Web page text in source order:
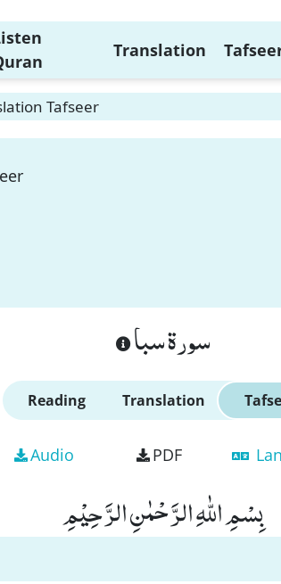
Translation
Tafseer
سورة سبا
Reading Translation
Audio PDF
بِسْمِ اللّٰهِ الرَّحْمٰنِ الرَّحِیْمِ